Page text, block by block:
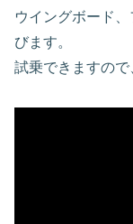
ウイングボード
びます。
試乗できますので